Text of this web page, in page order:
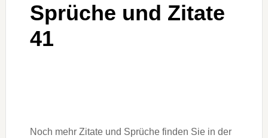
Sprüche und Zitate
41
Noch mehr Zitate und Sprüche finden Sie in der